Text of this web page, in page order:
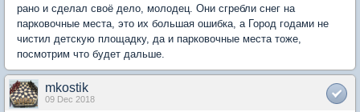
рано и сделал своё дело, молодец. Они сгребли снег на
парковочные места, это их большая ошибка, а Город годами не
чистил детскую площадку, да и парковочные места тоже,
посмотрим что будет дальше.
mkostik
09 Dec 2018